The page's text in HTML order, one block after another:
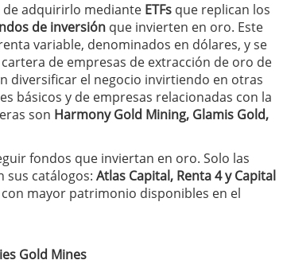
los 463.628 millones en febrero: la racha
cierran 2025 con un patrimonio récord
febrero 3, 2026
de adquirirlo mediante ETFs que replican los
de inversión que invierten en oro. Este
variable, denominados en dólares, y se
de empresas de extracción de oro de
diversificar el negocio invirtiendo en otras
básicos y de empresas relacionadas con la
son Harmony Gold Mining, Glamis Gold,
fondos que inviertan en oro. Solo las
sus catálogos: Atlas Capital, Renta 4 y Capital
mayor patrimonio disponibles en el
Gold Mines